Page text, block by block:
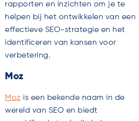
rapporten en inzichten om je te
helpen bij het ontwikkelen van een
effectieve SEO-strategie en het
identificeren van kansen voor
verbetering.
Moz
Moz is een bekende naam in de
wereld van SEO en biedt